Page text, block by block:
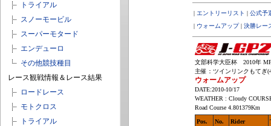
トライアル
スノーモービル
スーパーモタード
エンデューロ
その他競技種目
レース観戦情報＆レース結果
ロードレース
モトクロス
トライアル
| エントリーリスト | 公式予
| ウォームアップ| 決勝レー
文部科学大臣杯 2010年
主催：ツインリンクもてぎ
ウォームアップ
DATE:2010-10/17
WEATHER : Cloudy
Road Course 4.801379Km
Pos. No. Rider